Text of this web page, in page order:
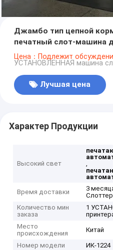
Джамбо тип цепной
печатный слот-машина
картона ISO одобрен
Цена：Подлежит
УСТАНОВЛЕННАЯ машина
Лучшая цена
Характер Продукции
Высокий свет
,
Время доставки
3
Количество мин
заказа
1
Место
происхождения
Китай
Номер модели
ИК-1224